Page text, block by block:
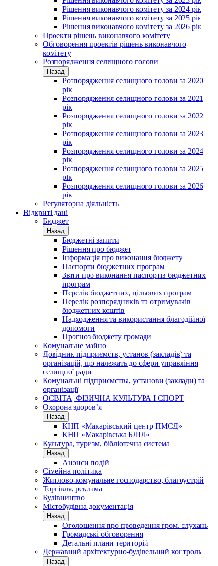
Рішення виконавчого комітету за 2024 рік
Рішення виконавчого комітету за 2025 рік
Рішення виконавчого комітету за 2026 рік
Проекти рішень виконавчого комітету
Обговорення проектів рішень виконавчого
комітету
Розпорядження селищного голови
Назад
Розпорядження селищного голови за 2020
рік
Розпорядження селищного голови за 2021
рік
Розпорядження селищного голови за 2022
рік
Розпорядження селищного голови за 2023
рік
Розпорядження селищного голови за 2024
рік
Розпорядження селищного голови за 2025
рік
Розпорядження селищного голови за 2026
рік
Регуляторна діяльність
Відкриті дані
Бюджет
Назад
Бюджетні запити
Рішення про бюджет
Інформація про виконання бюджету
Паспорти бюджетних програм
Звіти про виконання паспортів бюджетних
програм
Перелік бюджетних, цільових програм
Перелік розпорядників та отримувачів
бюджетних коштів
Надходження та використання благодійної
допомоги
Прогноз бюджету громади
Комунальне майно
Довідник підприємств, установ (закладів) та
організацій, що належать до сфери управління
селищної ради
Комунальні підприємства, установи (заклади) та
організації
ОСВІТА, ФІЗИЧНА КУЛЬТУРА І СПОРТ
Охорона здоров’я
Назад
КНП «Макарівський центр ПМСД»
КНП «Макарівська БЛІЛ»
Культура, туризм, бібліотечна система
Назад
Анонси подій
Сімейна політика
Житлово-комунальне господарство, благоустрій
Торгівля, реклама
Будівництво
Містобудівна документація
Назад
Оголошення про проведення гром. слухань
Громадські обговорення
Детальні плани територій
Державний архітектурно-будівельний контроль
Назад